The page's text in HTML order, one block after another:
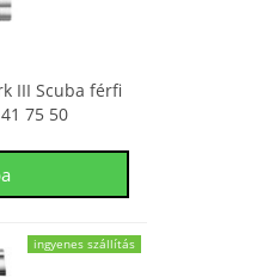
III Scuba férfi
75 50
ingyenes szállítás